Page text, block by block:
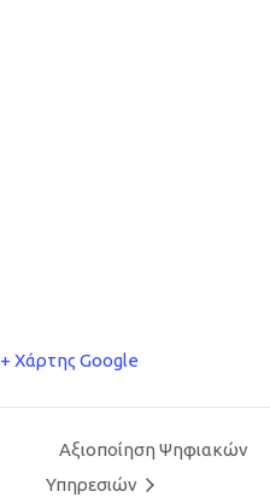
+ Χάρτης Google
Αξιοποίηση Ψηφιακών
Υπηρεσιών